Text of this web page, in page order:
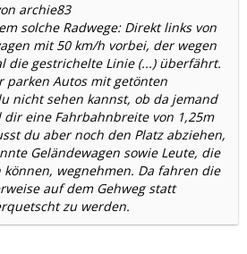
archie83
solche Radwege: Direkt links von
mit 50 km/h vorbei, der wegen
die gestrichelte Linie (...) überfährt.
parken Autos mit getönten
nicht sehen kannst, ob da jemand
eine Fahrbahnbreite von 1,25m
du aber noch den Platz abziehen,
Geländewagen sowie Leute, die
wegnehmen. Da fahren die
auf dem Gehweg statt
zu werden.